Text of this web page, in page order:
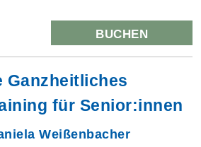
BUCHEN
Ganzheitliches
für Senior:innen
Weißenbacher